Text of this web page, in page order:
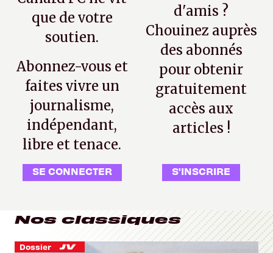
que de votre
soutien.
Abonnez-vous et
faites vivre un
journalisme,
indépendant,
libre et tenace.
SE CONNECTER
d'amis ?
Chouinez auprès
des abonnés
pour obtenir
gratuitement
accès aux
articles !
S'INSCRIRE
Nos classiques
Dossier